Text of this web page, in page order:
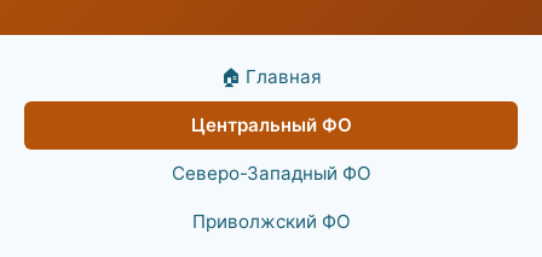
🏠 Главная
Центральный ФО
Северо-Западный ФО
Приволжский ФО